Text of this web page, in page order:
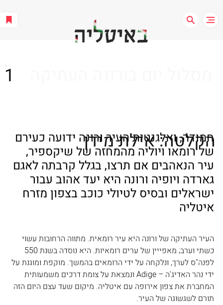
חמודה, ואלגנטית העיר ורונה ידועה כעירם
של רומאו ויוליה מהמחזה של שיקספיר,
עיר הנאהבים אם תרצו, בגלל קרבתה לאגם
גארדה ויופיה ורונה היא יעד אהוב עבור
ישראלים ובסיס לטיולי כוכב בצפון מזרח
איטליה
העיר העתיקה של ורונה היא עיר רומאית. מתווה הרחובות עשוי
לפנה"ס לערך, ונלקחה על ידי הרומאים בהמשך. מוקפת ומוגנת על
ידי נהר האדיג'ה – Adige ונמצאת על צומת דרכים משמעותית
המחברת את צפון אירופה עם איטליה. מיקום שעד עצם היום הזה
תורם לשגשוגה של העיר.
הקלטה: אילת מידן
1